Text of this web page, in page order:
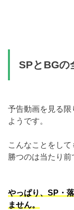
SPとBGの
予告動画を見る
ようです。
こんなことをし
勝つのは当たり前
やっぱり、SP・
ません。